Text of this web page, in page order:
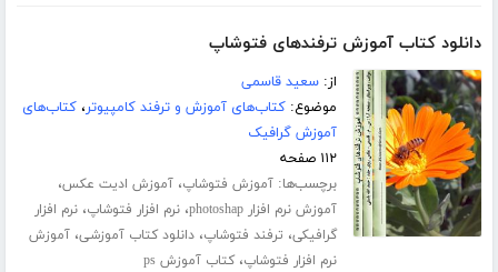
دانلود کتاب آموزش ترفندهای فتوشاپ
از:سعید قاسمی
موضوع:کتاب‌های آموزش و ترفند کامپیوتر،کتاب‌های
آموزش گرافیک
۱۱۲ صفحه
برچسب‌ها:آموزش فتوشاپ،آموزش ادیت عکس،
آموزش نرم افزار photoshap ،نرم افزار فتوشاپ،نرم افزار
گرافیکی، ترفند فتوشاپ،دانلود کتاب آموزشی،آموزش
نرم افزار فتوشاپ،کتاب آموزش ps